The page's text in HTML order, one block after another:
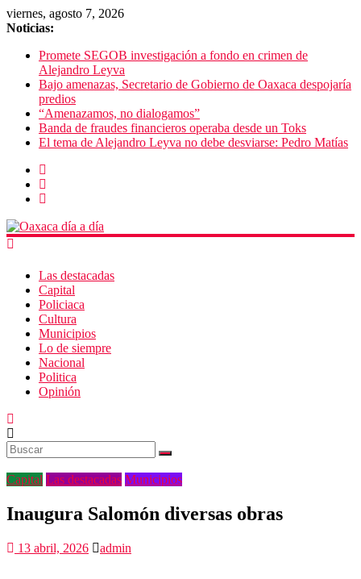
viernes, agosto 7, 2026
Noticias:
Promete SEGOB investigación a fondo en crimen de
Alejandro Leyva
Bajo amenazas, Secretario de Gobierno de Oaxaca despojaría
predios
“Amenazamos, no dialogamos”
Banda de fraudes financieros operaba desde un Toks
El tema de Alejandro Leyva no debe desviarse: Pedro Matías
Las destacadas
Capital
Policiaca
Cultura
Municipios
Lo de siempre
Nacional
Politica
Opinión
Capital Las destacadas Municipios
Inaugura Salomón diversas obras
13 abril, 2026 admin